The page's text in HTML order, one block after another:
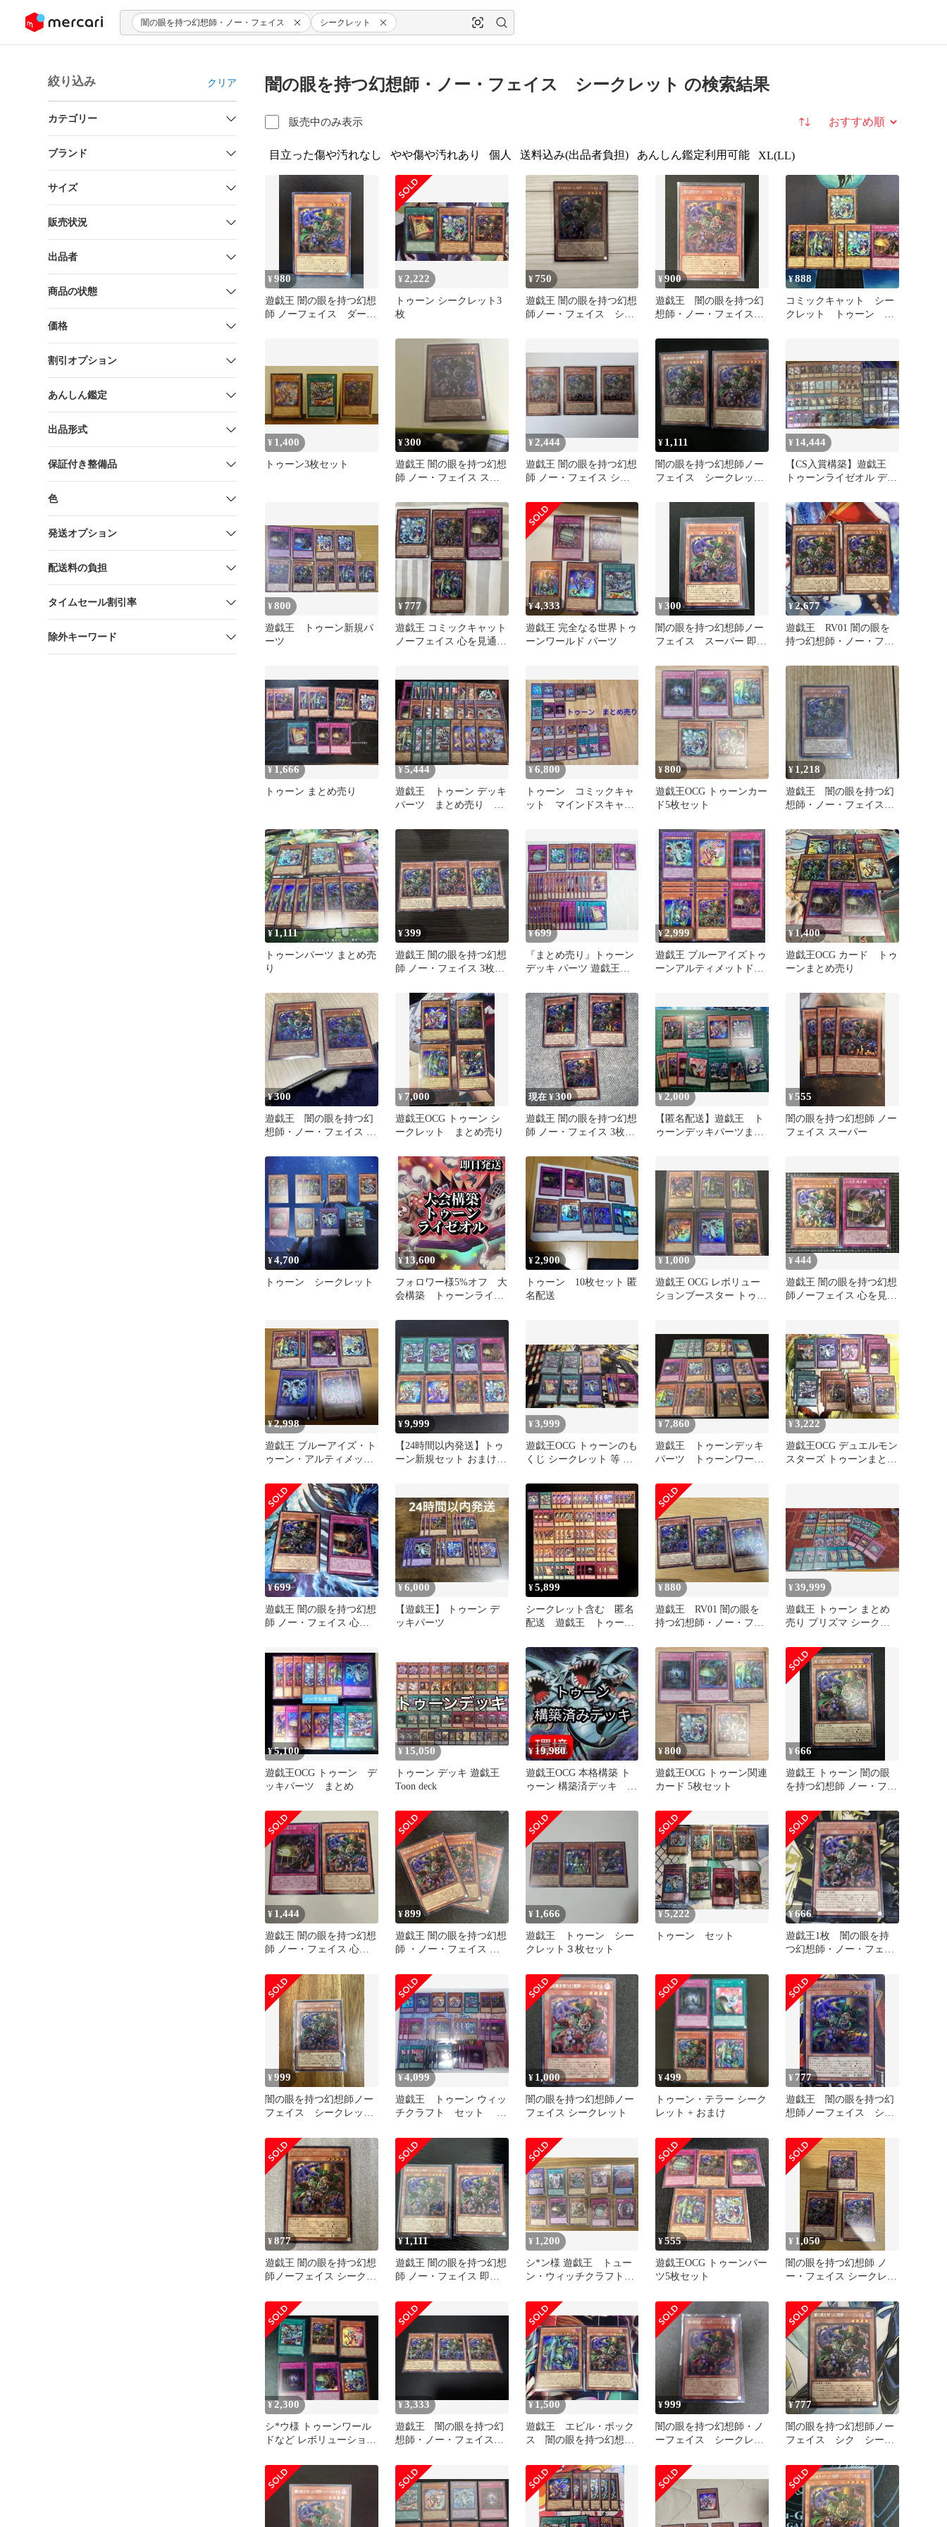
ツにスキップ 闇の眼を持つ幻想師・ノー・フェイス シークレット
絞り込み クリア
カテゴリー
ブランド
サイズ
販売状況
出品者
商品の状態
価格
割引オプション
あんしん鑑定
出品形式
保証付き整備品
色
発送オプション
配送料の負担
タイムセール割引率
除外キーワード
闇の眼を持つ幻想師・ノー・フェイス シークレット の検索結果
販売中のみ表示 並び替え
目立った傷や汚れなし やや傷や汚れあり 個人 送料込み(出品者負担) あんしん鑑定利用可能 XL(LL)
¥980
遊戯王 闇の眼を持つ幻想
師 ノーフェイス ダーク
¥ 2,222
トゥーン シークレット3
枚
¥750
遊戯王 闇の眼を持つ幻想
師ノー・フェイス シー
¥900
遊戯王 闇の眼を持つ幻
想師・ノー・フェイス
¥888
コミックキャット シー
クレット トゥーン セ
¥ 1,400
トゥーン3枚セット
¥300
遊戯王 闇の眼を持つ幻想
師 ノー・フェイス スー
¥ 2,444
遊戯王 闇の眼を持つ幻想
師 ノー・フェイス シー
¥ 1,111
闇の眼を持つ幻想師ノー
フェイス シークレット
¥ 14,444
【CS入賞構築】遊戯王
トゥーンライゼオル デッ
¥800
遊戯王 トゥーン新規パ
ーツ
¥777
遊戯王 コミックキャット
ノーフェイス 心を見通す
¥4,333
遊戯王 完全なる世界トゥ
ーンワールド パーツ
¥300
闇の眼を持つ幻想師ノー
フェイス スーパー 即購
¥2,677
遊戯王 RV01 闇の眼を
持つ幻想師・ノー・フェ
ト 2枚
¥ 1,666
トゥーン まとめ売り
¥5,444
遊戯王 トゥーン デッキ
パーツ まとめ売り 完
ークラビット
¥6,800
トゥーン コミックキャ
ット マインドスキャ
¥800
遊戯王OCG トゥーンカー
ド5枚セット
¥ 1,218
遊戯王 闇の眼を持つ幻
想師・ノー・フェイス
¥1,111
トゥーンパーツ まとめ売
り
¥399
遊戯王 闇の眼を持つ幻想
師 ノー・フェイス 3枚セ
¥699
『まとめ売り』トゥーン
デッキ パーツ 遊戯王
レット
¥2,999
遊戯王 ブルーアイズトゥ
ーンアルティメットドラ
¥1,400
遊戯王OCG カード トゥ
ーンまとめ売り
¥300
遊戯王 闇の眼を持つ幻
想師・ノー・フェイス ス
¥ 7,000
遊戯王OCG トゥーン シ
ークレット まとめ売り
現在 ¥300
遊戯王 闇の眼を持つ幻想
師 ノー・フェイス 3枚セ
¥ 2,000
【匿名配送】遊戯王 ト
ゥーンデッキパーツまと
¥555
闇の眼を持つ幻想師 ノー
フェイス スーパー
¥4,700
トゥーン シークレット
¥13,600
フォロワー様5%オフ 大
会構築 トゥーンライゼ
¥2,900
トゥーン 10枚セット 匿
名配送
¥1,000
遊戯王 OCG レボリュー
ションブースター トゥー
¥444
遊戯王 闇の眼を持つ幻想
師ノーフェイス 心を見通
¥2,998
遊戯王 ブルーアイズ・ト
ゥーン・アルティメット
ツ
¥9,999
【24時間以内発送】トゥ
ーン新規セット おまけ付
¥3,999
遊戯王OCG トゥーンのも
くじ シークレット 等 デ
¥ 7,860
遊戯王 トゥーンデッキ
パーツ トゥーンワール
セット
¥3,222
遊戯王OCG デュエルモン
スターズ トゥーンまとめ
¥699
遊戯王 闇の眼を持つ幻想
師 ノー・フェイス 心を
¥6,000
【遊戯王】 トゥーン デ
ッキパーツ
¥5,899
シークレット含む 匿名
配送 遊戯王 トゥー
類62枚
¥880
遊戯王 RV01 闇の眼を
持つ幻想師・ノー・フェ
すー2枚
¥39,999
遊戯王 トゥーン まとめ
売り プリズマ シークレ
¥5,100
遊戯王OCG トゥーン デ
ッキパーツ まとめ
¥ 15,050
トゥーン デッキ 遊戯王
Toon deck
¥19,980
遊戯王OCG 本格構築 ト
ゥーン 構築済デッキ 環
¥800
遊戯王OCG トゥーン関連
カード 5枚セット
¥666
遊戯王 トゥーン 闇の眼
を持つ幻想師 ノー・フェ
¥ 1,444
遊戯王 闇の眼を持つ幻想
師 ノー・フェイス 心を
シク
¥899
遊戯王 闇の眼を持つ幻想
師 ・ノー・フェイス シ
ー2枚
¥ 1,666
遊戯王 トゥーン シー
クレット３枚セット
¥5,222
トゥーン セット
¥666
遊戯王1枚 闇の眼を持
つ幻想師・ノー・フェイ
¥999
闇の眼を持つ幻想師ノー
フェイス シークレット
¥4,099
遊戯王 トゥーン ウィッ
チクラフト セット 追
¥ 1,000
闇の眼を持つ幻想師ノー
フェイス シークレット
¥499
トゥーン・テラー シーク
レット + おまけ
¥ 777
遊戯王 闇の眼を持つ幻
想師ノーフェイス シー
¥877
遊戯王 闇の眼を持つ幻想
師ノーフェイス シークレ
¥1,111
遊戯王 闇の眼を持つ幻想
師 ノー・フェイス 即購
¥ 1,200
シ*ン様 遊戯王 トュー
ン・ウィッチクラフト
売り
¥555
遊戯王OCG トゥーンパー
ツ5枚セット
¥ 1,050
闇の眼を持つ幻想師 ノ
ー・フェイス シークレッ
¥2,300
シ*ウ様 トゥーンワール
ドなど レボリューション
¥3,333
遊戯王 闇の眼を持つ幻
想師・ノー・フェイス
¥ 1,500
遊戯王 エビル・ボック
ス 闇の眼を持つ幻想
クレット
¥999
闇の眼を持つ幻想師・ノ
ーフェイス シークレッ
¥777
闇の眼を持つ幻想師ノー
フェイス シク シーク